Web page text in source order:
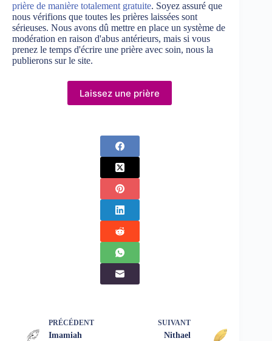
prière de manière totalement gratuite. Soyez assuré que
nous vérifions que toutes les prières laissées sont
sérieuses. Nous avons dû mettre en place un système de
modération en raison d'abus antérieurs, mais si vous
prenez le temps d'écrire une prière avec soin, nous la
publierons sur le site.
Laissez une prière
PRÉCÉDENT
Imamiah
SUIVANT
Nithael